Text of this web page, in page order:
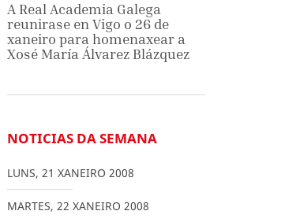
A Real Academia Galega
reunirase en Vigo o 26 de
xaneiro para homenaxear a
Xosé María Álvarez Blázquez
NOTICIAS DA SEMANA
LUNS, 21 XANEIRO 2008
MARTES, 22 XANEIRO 2008